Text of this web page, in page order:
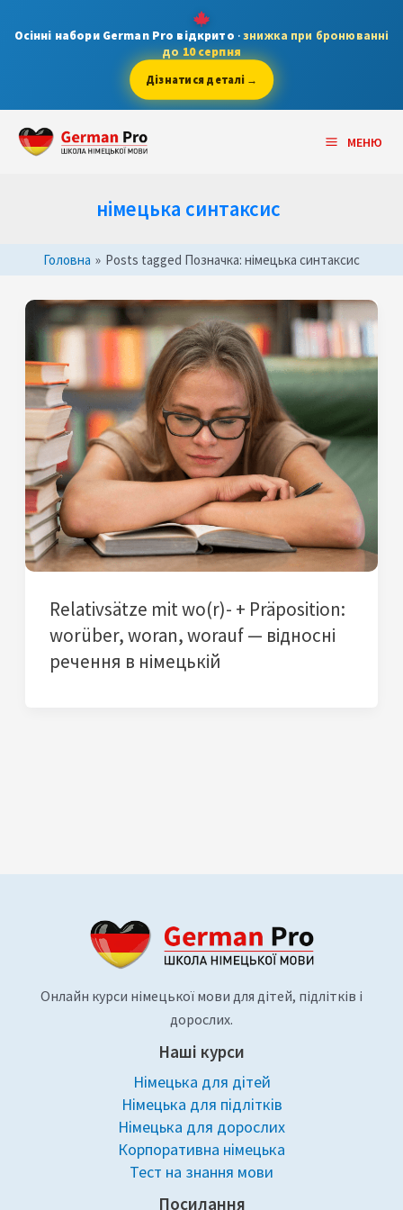
Осінні набори German Pro відкрито ·знижка при бронюванні
до10 серпня
Дізнатися деталі →
Main
МЕНЮ
німецька синтаксис
Головна » Posts tagged Позначка: німецька синтаксис
Relativsätze mit wo(r)- + Präposition:
worüber, woran, worauf — відносні
речення в німецькій
Онлайн курси німецької мови для дітей, підлітків і
дорослих.
Наші курси
Німецька для дітей
Німецька для підлітків
Німецька для дорослих
Корпоративна німецька
Тест на знання мови
Посилання